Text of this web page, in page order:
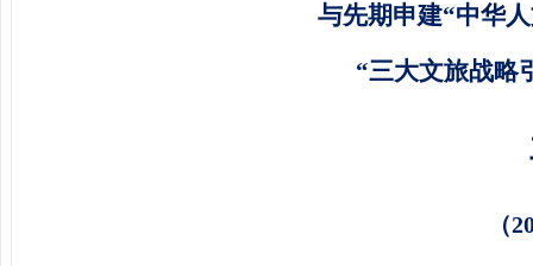
与先期申建“中华
“三大文旅战略
（